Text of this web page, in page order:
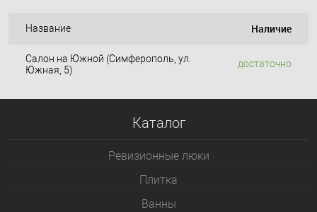
Название Наличие
Салон на Южной (Симферополь, ул.
Южная, 5)
достаточно
Каталог
Ревизионные люки
Плитка
Bанны